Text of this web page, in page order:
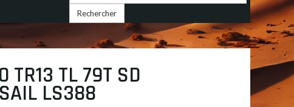
Rechercher
TR13 TL 79T SD
LS388